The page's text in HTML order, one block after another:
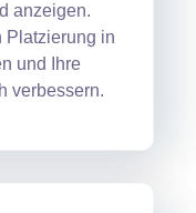
anzeigen.
Platzierung in
und Ihre
verbessern.